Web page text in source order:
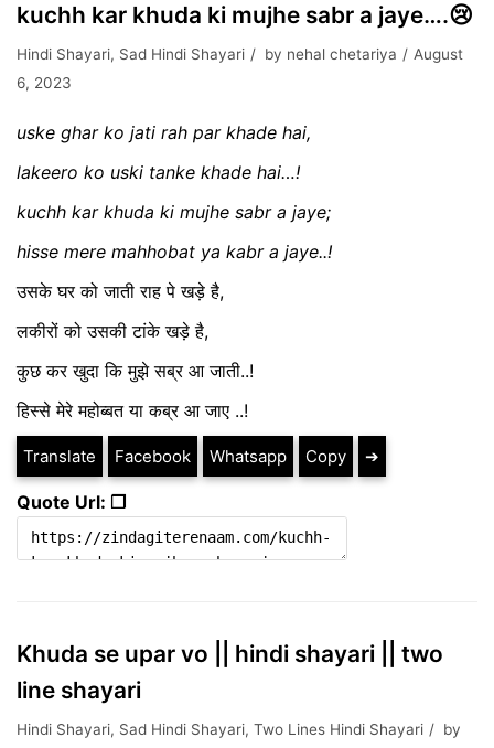
kuchh kar khuda ki mujhe sabr a jaye….😢
Hindi Shayari, Sad Hindi Shayari by nehal chetariya
August
6, 2023
uske ghar ko jati rah par khade hai,
lakeero ko uski tanke khade hai…!
kuchh kar khuda ki mujhe sabr a jaye;
hisse mere mahhobat ya kabr a jaye..!
उसके घर को जाती राह पे खड़े है,
लकीरों को उसकी टांके खड़े है,
कुछ कर खुदा कि मुझे सब्र आ जाती..!
हिस्से मेरे महोब्बत या कब्र आ जाए ..!
Translate Facebook Whatsapp Copy ➔
Quote Url: ❐
Khuda se upar vo || hindi shayari || two
line shayari
Hindi Shayari, Sad Hindi Shayari, Two Lines Hindi Shayari
by